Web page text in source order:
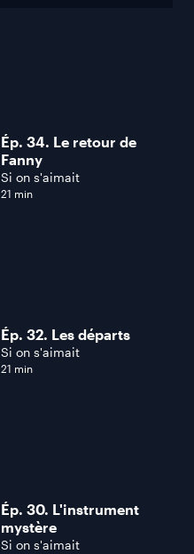
Ép. 34. Le retour de
Fanny
Si on s'aimait
21 min
Ép. 32. Les départs
Si on s'aimait
21 min
Ép. 30. L'instrument
mystère
Si on s'aimait